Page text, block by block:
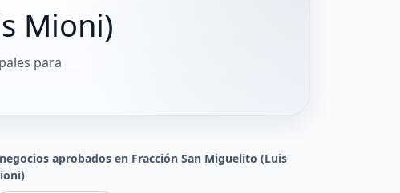
Mioni)
para
aprobados en Fracción San Miguelito (Luis